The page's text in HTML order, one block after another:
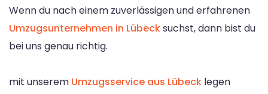
Wenn du nach einem zuverlässigen und erfahrenen
Umzugsunternehmen in Lübecksuchst, dann bist du
bei uns genau richtig.
mit unserem Umzugsservice aus Lübeck legen